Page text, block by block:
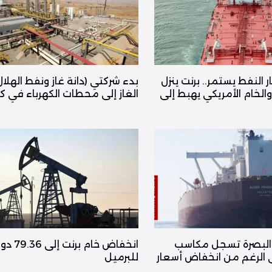
النفط يستمر.. برنت ينزل
والخام الأمريكي يهبط إلى
بدء شركتي (دانة غاز ونفط
الغاز إلى محطات الكهرباء في
البصرة تسجل مكاسب
الرغم من انخفاض أسعار
انخفاض خام
للبرميل